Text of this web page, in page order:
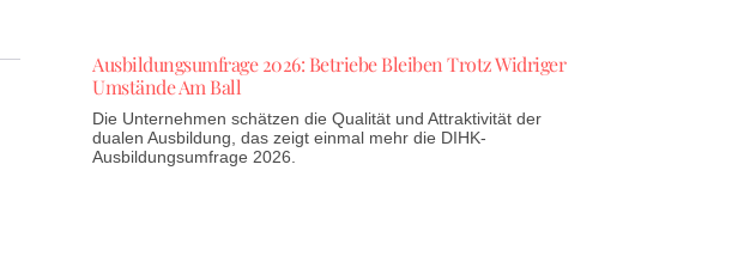
Ausbildungsumfrage 2026: Betriebe Bleiben Trotz Widriger
Umstände Am Ball
Die Unternehmen schätzen die Qualität und Attraktivität der
dualen Ausbildung, das zeigt einmal mehr die DIHK-
Ausbildungsumfrage 2026.